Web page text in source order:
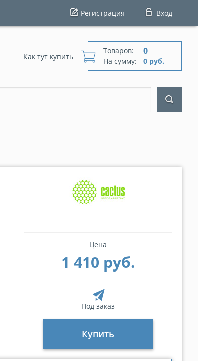
Регистрация Вход
Как тут купить
Товаров: 0
На сумму: 0 руб.
Цена
1 410 руб.
Под заказ
Купить